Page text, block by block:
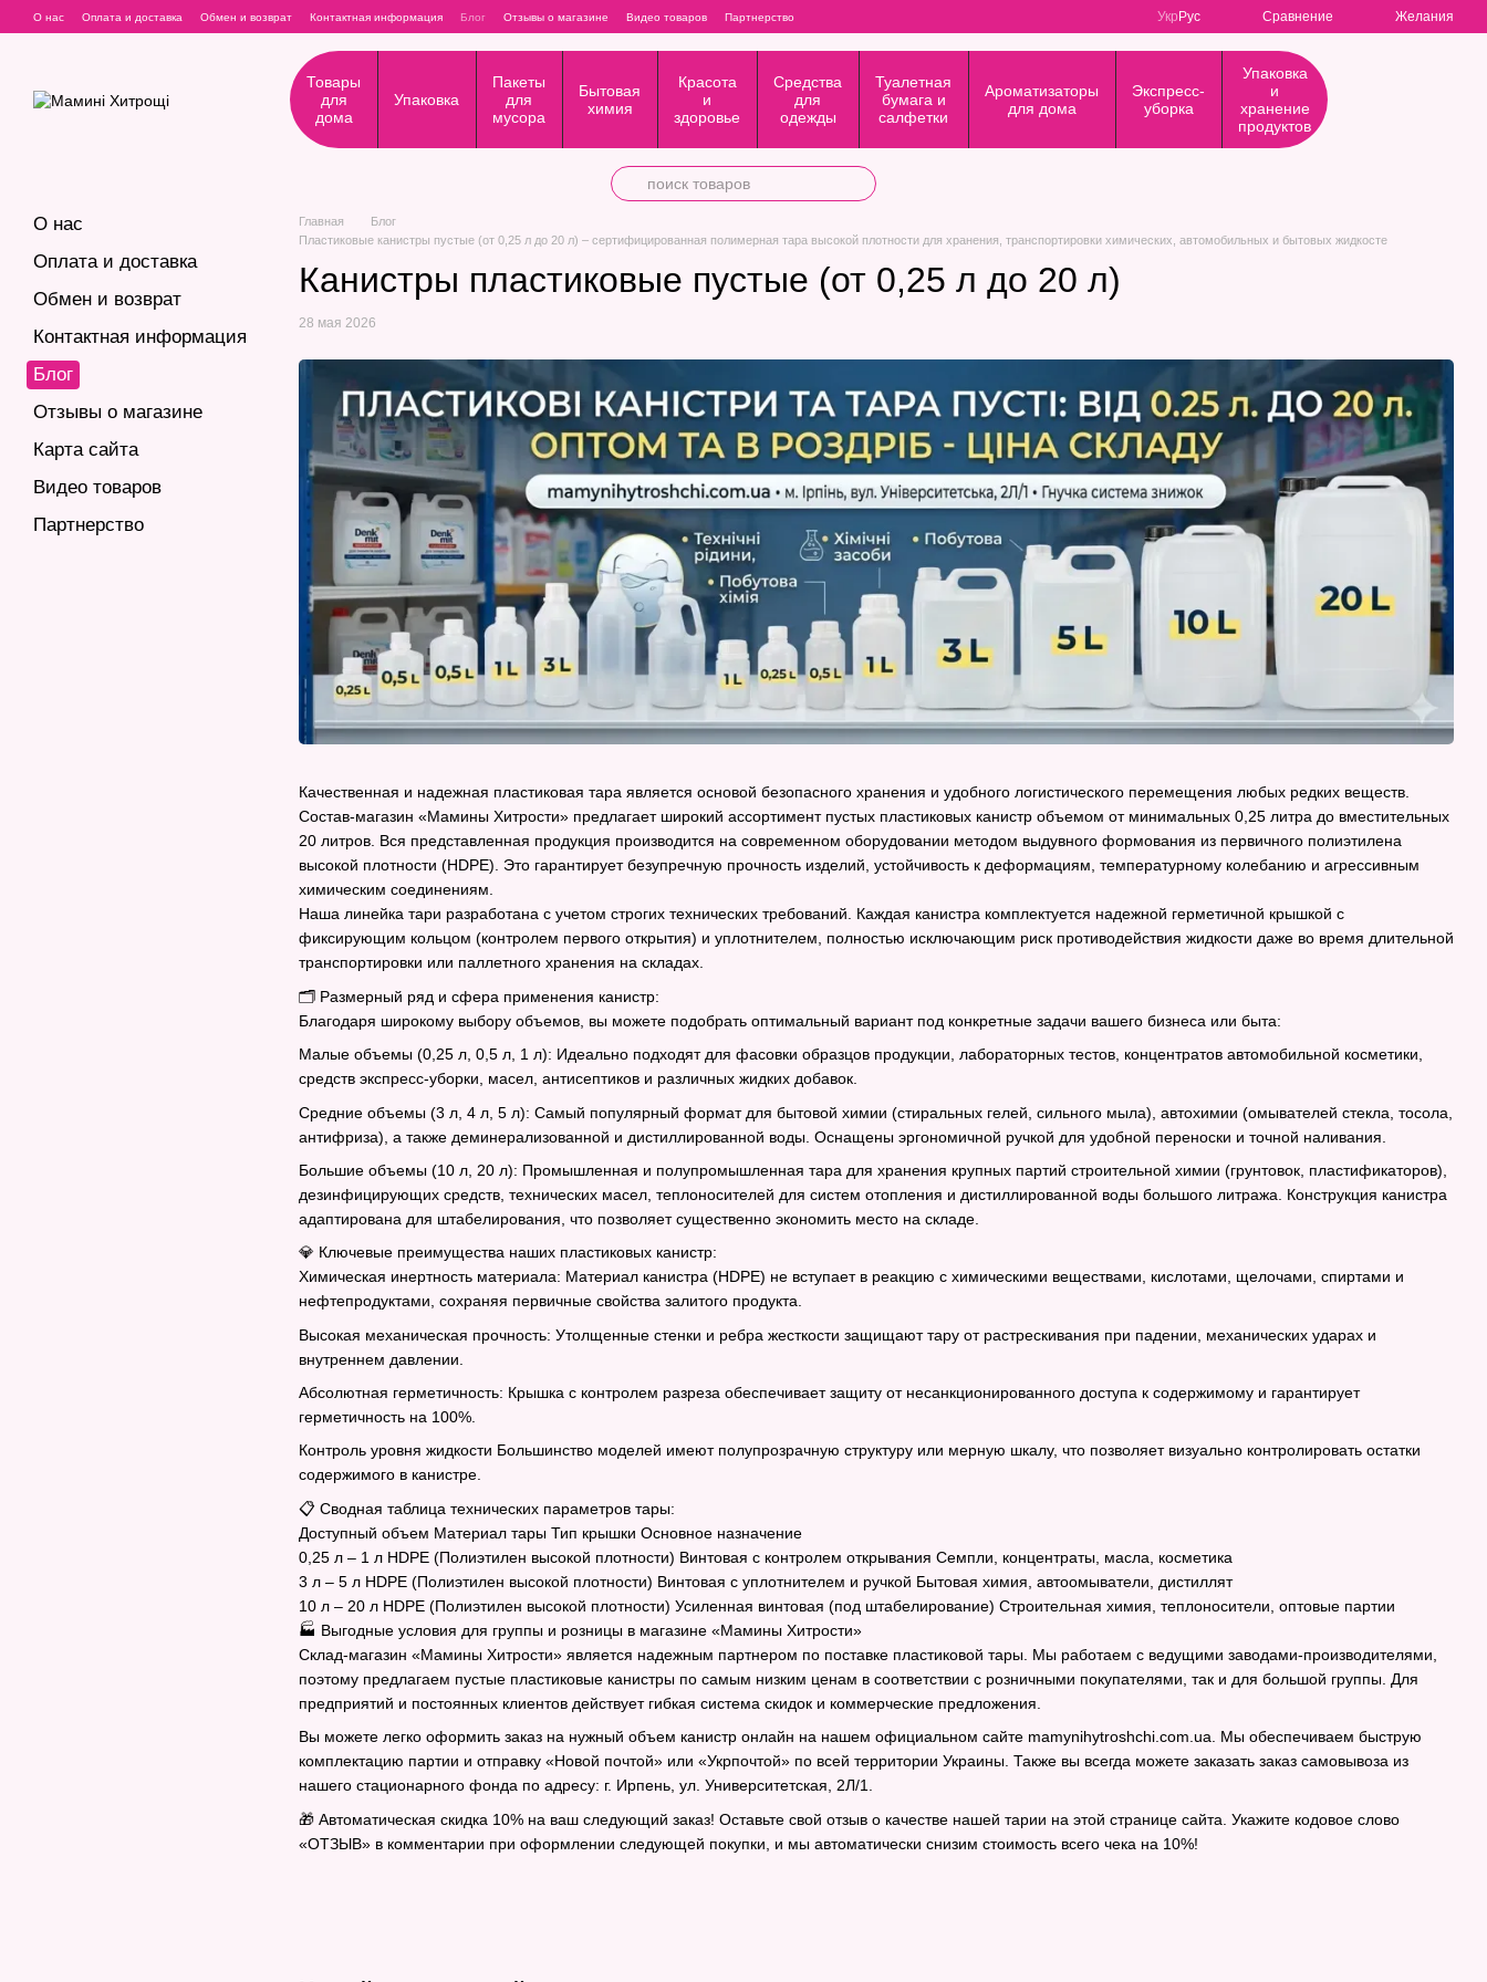
Перейти к основному контенту
О нас Оплата и доставка Обмен и возврат Контактная информация Блог Отзывы о магазине Видео товаров Партнерство Укр Рус Сравнение Желания
Товары
для
дома
Упаковка
Пакеты
для
мусора
Бытовая
химия
Красота
и
здоровье
Средства
для
одежды
Туалетная
бумага и
салфетки
Ароматизаторы
для дома
Экспресс-
уборка
Упаковка
и
хранение
продуктов
Главная
Блог
Пластиковые канистры пустые (от 0,25 л до 20 л) – сертифицированная полимерная тара высокой плотности для хранения, транспортировки химических, автомобильных и бытовых жидкосте
Канистры пластиковые пустые (от 0,25 л до 20 л)
28 мая 2026
Качественная и надежная пластиковая тара является основой безопасного хранения и удобного логистического перемещения любых редких веществ.
Состав-магазин «Мамины Хитрости» предлагает широкий ассортимент пустых пластиковых канистр объемом от минимальных 0,25 литра до вместительных
20 литров. Вся представленная продукция производится на современном оборудовании методом выдувного формования из первичного полиэтилена
высокой плотности (HDPE). Это гарантирует безупречную прочность изделий, устойчивость к деформациям, температурному колебанию и агрессивным
химическим соединениям.
Наша линейка тари разработана с учетом строгих технических требований. Каждая канистра комплектуется надежной герметичной крышкой с
фиксирующим кольцом (контролем первого открытия) и уплотнителем, полностью исключающим риск противодействия жидкости даже во время длительной
транспортировки или паллетного хранения на складах.
🗂️ Размерный ряд и сфера применения канистр:
Благодаря широкому выбору объемов, вы можете подобрать оптимальный вариант под конкретные задачи вашего бизнеса или быта:
Малые объемы (0,25 л, 0,5 л, 1 л): Идеально подходят для фасовки образцов продукции, лабораторных тестов, концентратов автомобильной косметики,
средств экспресс-уборки, масел, антисептиков и различных жидких добавок.
Средние объемы (3 л, 4 л, 5 л): Самый популярный формат для бытовой химии (стиральных гелей, сильного мыла), автохимии (омывателей стекла, тосола,
антифриза), а также деминерализованной и дистиллированной воды. Оснащены эргономичной ручкой для удобной переноски и точной наливания.
Большие объемы (10 л, 20 л): Промышленная и полупромышленная тара для хранения крупных партий строительной химии (грунтовок, пластификаторов),
дезинфицирующих средств, технических масел, теплоносителей для систем отопления и дистиллированной воды большого литража. Конструкция канистра
адаптирована для штабелирования, что позволяет существенно экономить место на складе.
💎 Ключевые преимущества наших пластиковых канистр:
Химическая инертность материала: Материал канистра (HDPE) не вступает в реакцию с химическими веществами, кислотами, щелочами, спиртами и
нефтепродуктами, сохраняя первичные свойства залитого продукта.
Высокая механическая прочность: Утолщенные стенки и ребра жесткости защищают тару от растрескивания при падении, механических ударах и
внутреннем давлении.
Абсолютная герметичность: Крышка с контролем разреза обеспечивает защиту от несанкционированного доступа к содержимому и гарантирует
герметичность на 100%.
Контроль уровня жидкости Большинство моделей имеют полупрозрачную структуру или мерную шкалу, что позволяет визуально контролировать остатки
содержимого в канистре.
📋 Сводная таблица технических параметров тары:
Доступный объем Материал тары Тип крышки Основное назначение
0,25 л – 1 л HDPE (Полиэтилен высокой плотности) Винтовая с контролем открывания Семпли, концентраты, масла, косметика
3 л – 5 л HDPE (Полиэтилен высокой плотности) Винтовая с уплотнителем и ручкой Бытовая химия, автоомыватели, дистиллят
10 л – 20 л HDPE (Полиэтилен высокой плотности) Усиленная винтовая (под штабелирование) Строительная химия, теплоносители, оптовые партии
🏭 Выгодные условия для группы и розницы в магазине «Мамины Хитрости»
Склад-магазин «Мамины Хитрости» является надежным партнером по поставке пластиковой тары. Мы работаем с ведущими заводами-производителями,
поэтому предлагаем пустые пластиковые канистры по самым низким ценам в соответствии с розничными покупателями, так и для большой группы. Для
предприятий и постоянных клиентов действует гибкая система скидок и коммерческие предложения.
Вы можете легко оформить заказ на нужный объем канистр онлайн на нашем официальном сайте mamynihytroshchi.com.ua. Мы обеспечиваем быструю
комплектацию партии и отправку «Новой почтой» или «Укрпочтой» по всей территории Украины. Также вы всегда можете заказать заказ самовывоза из
нашего стационарного фонда по адресу: г. Ирпень, ул. Университетская, 2Л/1.
🎁 Автоматическая скидка 10% на ваш следующий заказ! Оставьте свой отзыв о качестве нашей тарии на этой странице сайта. Укажите кодовое слово
«ОТЗЫВ» в комментарии при оформлении следующей покупки, и мы автоматически снизим стоимость всего чека на 10%!
О нас
Оплата и доставка
Обмен и возврат
Контактная информация
Блог
Отзывы о магазине
Карта сайта
Видео товаров
Партнерство